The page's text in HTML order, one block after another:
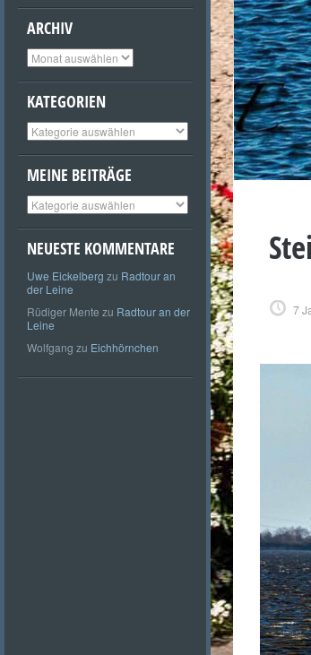
ARCHIV
Archiv
KATEGORIEN
Kategorien
MEINE BEITRÄGE
Meine
Beiträge
NEUESTE KOMMENTARE
Uwe Eickelberg zu Radtour an
der Leine
Rüdiger Mente zu Radtour an der
Leine
Wolfgang zu Eichhörnchen
7